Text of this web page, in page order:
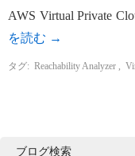
AWS Virtual Private
を読む →
タグ: Reachability Analyzer
ブログ検索